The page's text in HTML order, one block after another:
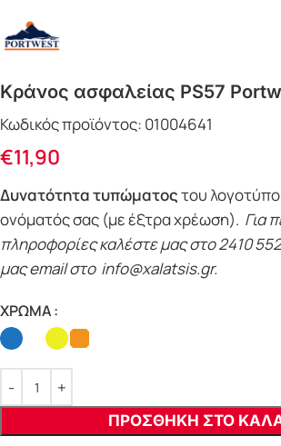
Κράνος ασφαλείας PS57
Κωδικός προϊόντος: 01004641
€11,90
Δυνατότητα τυπώματοςτου
ονόματός σας (με έξτρα χρέωση). Για
πληροφορίες καλέστε μας στο 2410
μας email στο info@xalatsis.gr.
ΧΡΩΜΑ
ΠΡΟΣΘΗΚΗ ΣΤΟ